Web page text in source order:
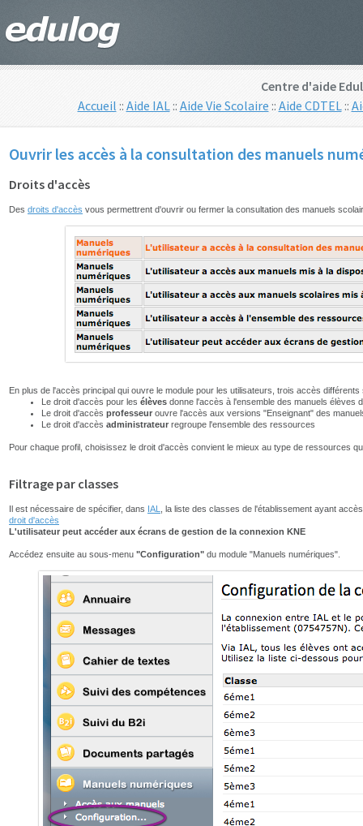
Centre d'aide
Accueil :: Aide IAL:: Aide Vie Scolaire :: Aide CDTEL::
Ouvrir les accès à la consultation des manuels
Droits d'accès
Des droits d'accès vous permettrent d'ouvrir ou fermer la consultation des manuels
En plus de l'accès principal qui ouvre le module pour les utilisateurs, trois accès
Le droit d'accès pour les élèves donne l'accès à l'ensemble des manuels élèves
Le droit d'accès professeur ouvre l'accès aux versions "Enseignant" des
Le droit d'accès administrateur regroupe l'ensemble des ressources
Pour chaque profil, choisissez le droit d'accès convient le mieux au type de ressources
Filtrage par classes
Il est nécessaire de spécifier, dans IAL
, la liste des classes de l'établissement ayant
droit d'accès
L'utilisateur peut accéder aux écrans de gestion de la connexion KNE
Accédez ensuite au sous-menu "Configuration" du module "Manuels numériques".